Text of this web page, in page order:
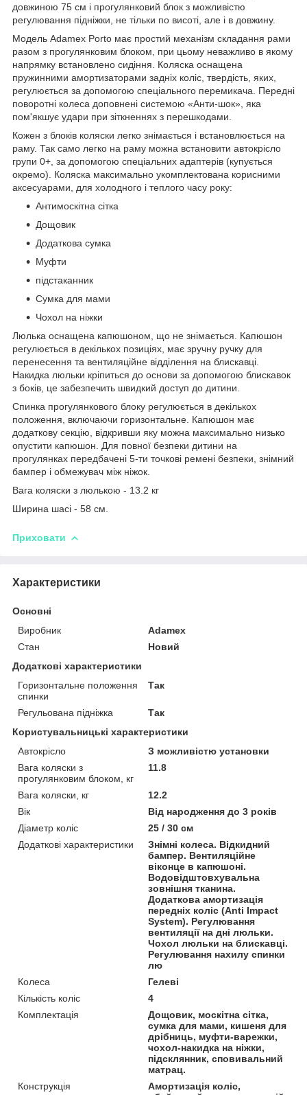
довжиною 75 см і прогулянковий блок з можливістю
регулювання підніжки, не тільки по висоті, але і в довжину.
Модель Adamex Porto має простий механізм складання рами
разом з прогулянковим блоком, при цьому неважливо в якому
напрямку встановлено сидіння. Коляска оснащена
пружинними амортизаторами задніх коліс, твердість, яких,
регулюється за допомогою спеціального перемикача. Передні
поворотні колеса доповнені системою «Анти-шок», яка
пом'якшує удари при зіткненнях з перешкодами.
Кожен з блоків коляски легко знімається і встановлюється на
раму. Так само легко на раму можна встановити автокрісло
групи 0+, за допомогою спеціальних адаптерів (купується
окремо). Коляска максимально укомплектована корисними
аксесуарами, для холодного і теплого часу року:
Антимоскітна сітка
Дощовик
Додаткова сумка
Муфти
підстаканник
Сумка для мами
Чохол на ніжки
Люлька оснащена капюшоном, що не знімається. Капюшон
регулюється в декількох позиціях, має зручну ручку для
перенесення та вентиляційне відділення на блискавці.
Накидка люльки кріпиться до основи за допомогою блискавок
з боків, це забезпечить швидкий доступ до дитини.
Спинка прогулянкового блоку регулюється в декількох
положення, включаючи горизонтальне. Капюшон має
додаткову секцію, відкривши яку можна максимально низько
опустити капюшон. Для повної безпеки дитини на
прогулянках передбачені 5-ти точкові ремені безпеки, знімний
бампер і обмежувач між ніжок.
Вага коляски з люлькою - 13.2 кг
Ширина шасі - 58 см.
Приховати
Характеристики
Основні
Виробник
Adamex
Стан
Новий
Додаткові характеристики
Горизонтальне положення
спинки
Так
Регульована підніжка
Так
Користувальницькі характеристики
Автокрісло
З можливістю установки
Вага коляски з
прогулянковим блоком, кг
11.8
Вага коляски, кг
12.2
Вік
Від народження до 3 років
Діаметр коліс
25 / 30 см
Додаткові характеристики
Знімні колеса. Відкидний
бампер. Вентиляційне
віконце в капюшоні.
Водовідштовхувальна
зовнішня тканина.
Додаткова амортизація
передніх коліс (Anti Impact
System). Регулювання
вентиляції на дні люльки.
Чохол люльки на блискавці.
Регулювання нахилу спинки
лю
Колеса
Гелеві
Кількість коліс
4
Комплектація
Дощовик, москітна сітка,
сумка для мами, кишеня для
дрібниць, муфти-варежки,
чохол-накидка на ніжки,
підсклянник, сповивальний
матрац.
Конструкція
Амортизація коліс,